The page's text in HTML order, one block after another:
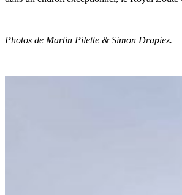
Photos de Martin Pilette & Simon Drapiez.